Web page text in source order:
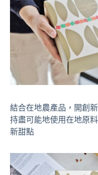
結合在地農產品，開創
持盡可能地使用在地原
新甜點